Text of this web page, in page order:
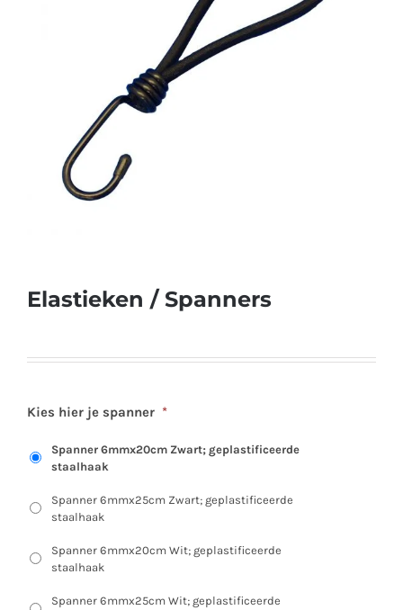
Elastieken / Spanners
Kies hier je spanner *
Spanner 6mmx20cm Zwart; geplastificeerde
staalhaak
Spanner 6mmx25cm Zwart; geplastificeerde
staalhaak
Spanner 6mmx20cm Wit; geplastificeerde
staalhaak
Spanner 6mmx25cm Wit; geplastificeerde